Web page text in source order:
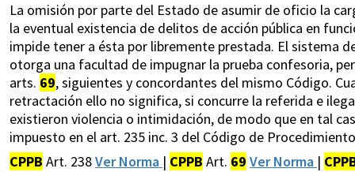
La omisión por parte del Estado de asumir de oficio la
la eventual existencia de delitos de acción pública en
impide tener a ésta por libremente prestada. El sistema
otorga una facultad de impugnar la prueba confesoria,
arts. 69, siguientes y concordantes del mismo Código.
retractación ello no significa, si concurre la referida e
existieron violencia o intimidación, de modo que en tal
impuesto en el art. 235 inc. 3 del Código de
CPPB Art. 238Ver Norma | CPPB Art. 69 Ver Norma |